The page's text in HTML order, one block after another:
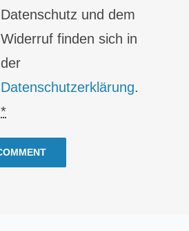
Datenschutz und dem
Widerruf finden sich in
der
Datenschutzerklärung.
*